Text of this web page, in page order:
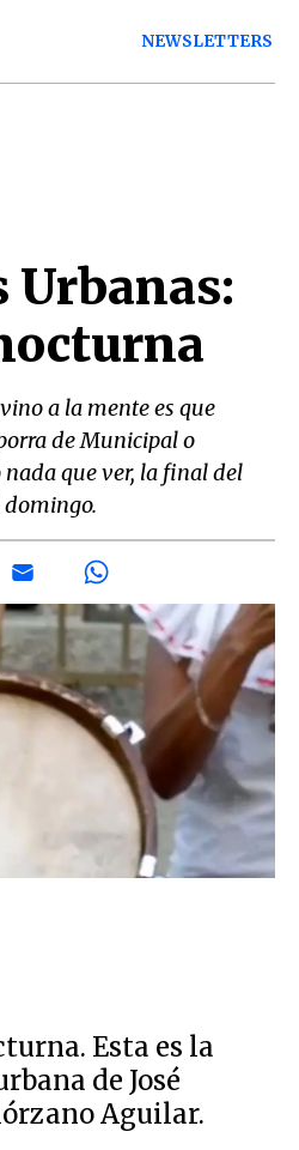
NEWSLETTERS
a la mente es que
de Municipal o
que ver, la final del
domingo.
Esta es la
de José
Aguilar.